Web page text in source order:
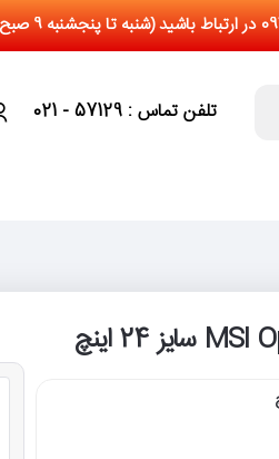
تلفن تماس : 57129 - 021